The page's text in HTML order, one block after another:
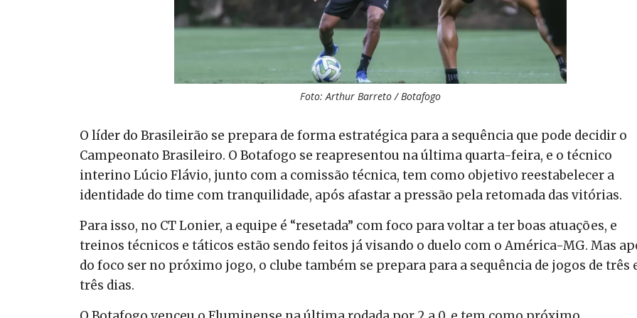
Foto: Arthur Barreto / Botafogo
O líder do Brasileirão se prepara de forma estratégica para a sequência que pode decidir o
Campeonato Brasileiro. O Botafogo se reapresentou na última quarta-feira, e o técnico
interino Lúcio Flávio, junto com a comissão técnica, tem como objetivo reestabelecer a
identidade do time com tranquilidade, após afastar a pressão pela retomada das vitórias.
Para isso, no CT Lonier, a equipe é “resetada” com foco para voltar a ter boas atuações, e
treinos técnicos e táticos estão sendo feitos já visando o duelo com o América-MG. Mas
do foco ser no próximo jogo, o clube também se prepara para a sequência de jogos de três
três dias.